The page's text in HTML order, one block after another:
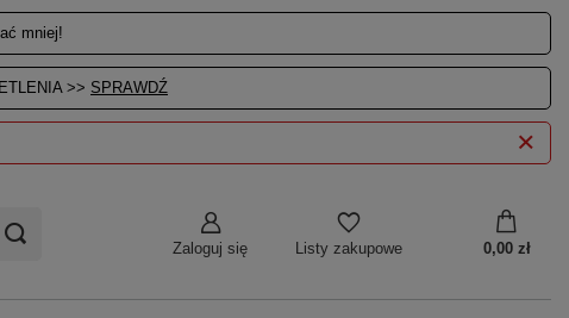
mniej!
>> SPRAWDŹ
Zaloguj się Listy zakupowe 0,00 zł